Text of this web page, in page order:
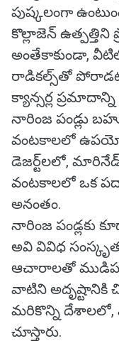
పుష్కలంగా
కొల్లాజెన్ ఉత్పత్తిని
అంతేకాకుండా,
రాడికల్స్‌తో
క్యాన్సర్ల
నారింజ పండ్లు
వంటకాలలో
డెజర్ట్‌లలో,
వంటకాలలో ఒక
అనంతం.
నారింజ పండ్లకు
అవి వివిధ
ఆచారాలతో
వాటిని అదృష్టానికి
మరికొన్ని దేశాలలో,
చూస్తారు.